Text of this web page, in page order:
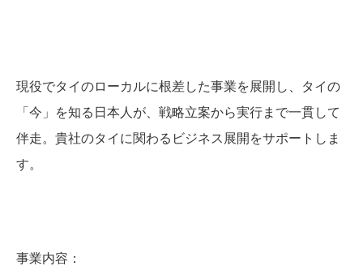
現役でタイのローカルに根差した事業を展開し、タイの
「今」を知る日本人が、戦略立案から実行まで一貫して
伴走。貴社のタイに関わるビジネス展開をサポートしま
す。
事業内容：